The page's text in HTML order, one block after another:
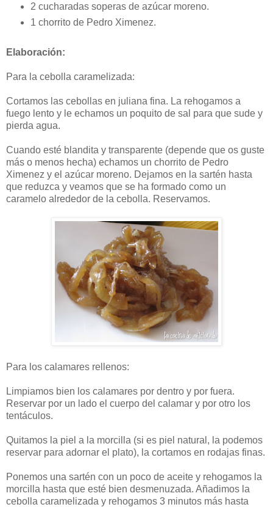
2 cucharadas soperas de azúcar moreno.
1 chorrito de Pedro Ximenez.
Elaboración:
Para la cebolla caramelizada:
Cortamos las cebollas en juliana fina. La rehogamos a
fuego lento y le echamos un poquito de sal para que sude y
pierda agua.
Cuando esté blandita y transparente (depende que os guste
más o menos hecha) echamos un chorrito de Pedro
Ximenez y el azúcar moreno. Dejamos en la sartén hasta
que reduzca y veamos que se ha formado como un
caramelo alrededor de la cebolla. Reservamos.
Para los calamares rellenos:
Limpiamos bien los calamares por dentro y por fuera.
Reservar por un lado el cuerpo del calamar y por otro los
tentáculos.
Quitamos la piel a la morcilla (si es piel natural, la podemos
reservar para adornar el plato), la cortamos en rodajas finas.
Ponemos una sartén con un poco de aceite y rehogamos la
morcilla hasta que esté bien desmenuzada. Añadimos la
cebolla caramelizada y rehogamos 3 minutos más hasta